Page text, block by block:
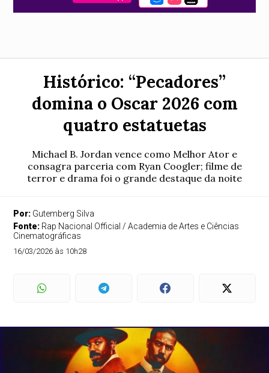
Histórico: “Pecadores”
domina o Oscar 2026 com
quatro estatuetas
Michael B. Jordan vence como Melhor Ator e
consagra parceria com Ryan Coogler; filme de
terror e drama foi o grande destaque da noite
Por: Gutemberg Silva
Fonte: Rap Nacional Official / Academia de Artes e Ciências
Cinematográficas
16/03/2026 às 10h28